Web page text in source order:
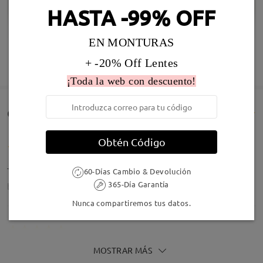
MOSTRAR MÁS
Comentarios de Clientes(2996)
Todo perfecto
by Lorena Olivares PachecoonJul 31 , 2026
El clip de sol no es acorde al cristal de la gafa.
MOSTRAR MÁS
HASTA -99% OFF
EN MONTURAS
+ -20% Off Lentes
¡Toda la web con descuento!
Obtén Código
60-Días Cambio & Devolución
365-Día Garantía
Nunca compartiremos tus datos.